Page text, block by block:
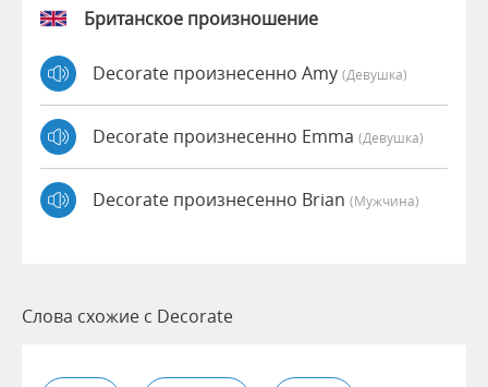
Британское произношение
Decorate произнесенно Amy (девушка)
Decorate произнесенно Emma (девушка)
Decorate произнесенно Brian (мужчина)
Слова схожие с Decorate